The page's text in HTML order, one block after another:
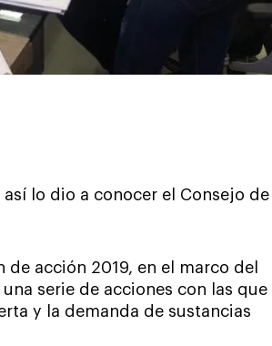
lo dio a conocer el Consejo de
acción 2019, en el marco del
serie de acciones con las que
y la demanda de sustancias